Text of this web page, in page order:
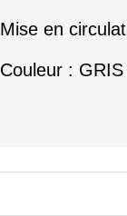
Mise en
Couleur :